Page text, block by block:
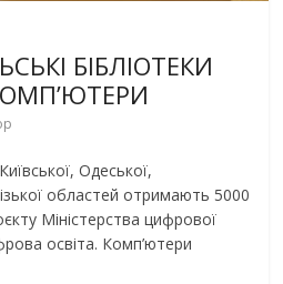
БІБЛІОТЕКИ
Одеської,
областей отримають 5000
Міністерства цифрової
освіта. Комп’ютери